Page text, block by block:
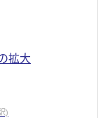
拡大
)